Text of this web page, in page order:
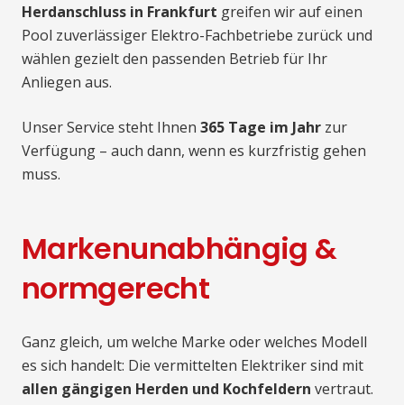
Herdanschluss in Frankfurt greifen wir auf einen
Pool zuverlässiger Elektro-Fachbetriebe zurück und
wählen gezielt den passenden Betrieb für Ihr
Anliegen aus.
Unser Service steht Ihnen 365 Tage im Jahr zur
Verfügung – auch dann, wenn es kurzfristig gehen
muss.
Markenunabhängig &
normgerecht
Ganz gleich, um welche Marke oder welches Modell
es sich handelt: Die vermittelten Elektriker sind mit
allen gängigen Herden und Kochfeldern vertraut.